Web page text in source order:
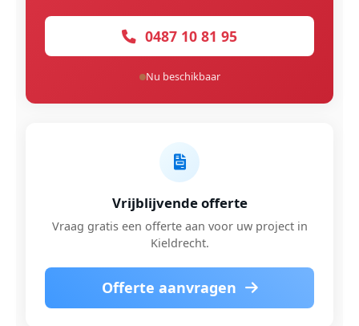
0487 10 81 95
Nu beschikbaar
Vrijblijvende offerte
Vraag gratis een offerte aan voor uw project in
Kieldrecht.
Offerte aanvragen